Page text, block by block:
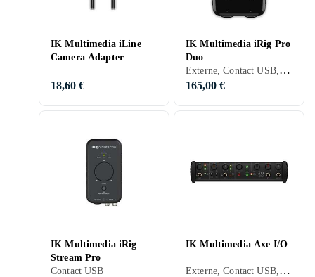
IK Multimedia iLine
Camera Adapter
18,60 €
IK Multimedia iRig Pro
Duo
Externe, Contact USB, 24 bit / 48 kHz
165,00 €
IK Multimedia iRig
Stream Pro
Contact USB
IK Multimedia Axe I/O
Externe, Contact USB, 24 bit / 192 kHz